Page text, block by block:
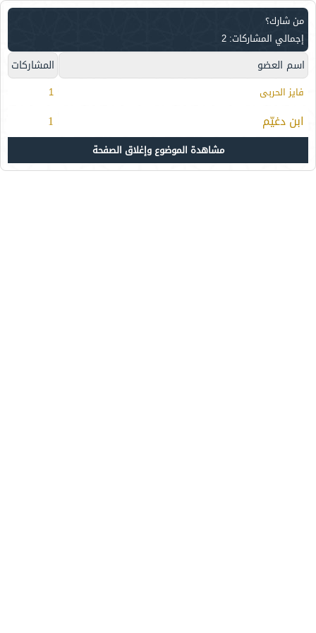
من شارك؟
إجمالي المشاركات: 2
اسم العضو المشاركات
فايز الحربى 1
ابن دغيّم 1
مشاهدة الموضوع وإغلاق الصفحة